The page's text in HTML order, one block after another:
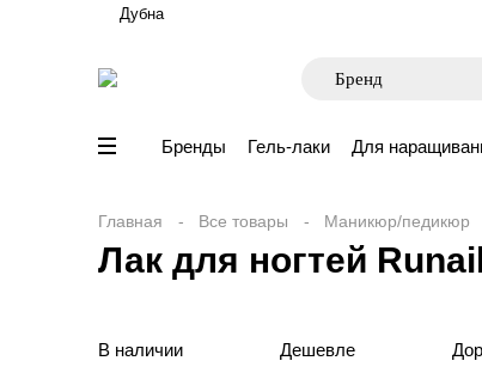
Дубна
Бренды Гель-лаки Для
Главная Все товары Маникюр/педикюр
Лак для ногтей
В наличии Дешевле